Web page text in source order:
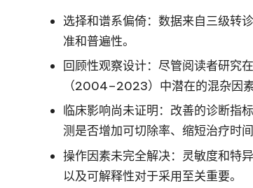
选择和谱系偏倚：数据来自三级转
准和普遍性。
回顾性观察设计：尽管阅读者研究
（2004–2023）中潜在的混杂因
临床影响尚未证明：改善的诊断指
测是否增加可切除率、缩短治疗时
操作因素未完全解决：灵敏度和特
以及可解释性对于采用至关重要。